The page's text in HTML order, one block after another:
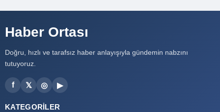
Haber Ortası
Doğru, hızlı ve tarafsız haber anlayışıyla gündemin nabzını
tutuyoruz.
f 𝕏 ◎ ▶
KATEGORILER